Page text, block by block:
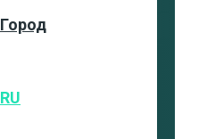
Город
RU